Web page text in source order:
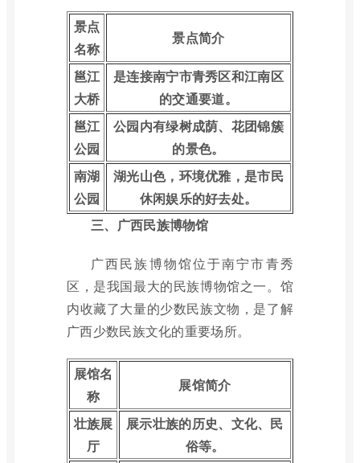
景点
名称
景点简介
邕江
大桥
是连接南宁市青秀区和江南区
的交通要道。
邕江
公园
公园内有绿树成荫、花团锦簇
的景色。
南湖
公园
湖光山色，环境优雅，是市民
休闲娱乐的好去处。
三、广西民族博物馆
广西民族博物馆位于南宁市青秀
区，是我国最大的民族博物馆之一。馆
内收藏了大量的少数民族文物，是了解
广西少数民族文化的重要场所。
展馆名
称
展馆简介
壮族展
厅
展示壮族的历史、文化、民
俗等。